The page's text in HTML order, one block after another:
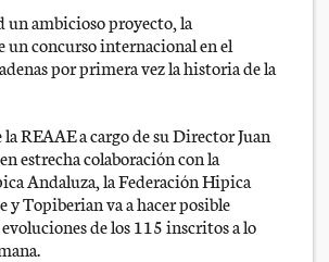
un ambicioso proyecto, la
un concurso internacional en el
por primera vez la historia de la
REAAE a cargo de su Director Juan
estrecha colaboración con la
Andaluza, la Federación Hipica
y Topiberian va a hacer posible
de los 115 inscritos a lo